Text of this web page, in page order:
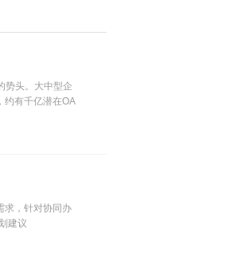
势头。大中型企
约有千亿潜在OA
求，针对协同办
建议